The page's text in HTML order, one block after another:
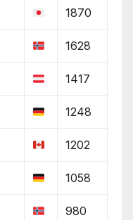
1870
1628
1417
1248
1202
1058
980